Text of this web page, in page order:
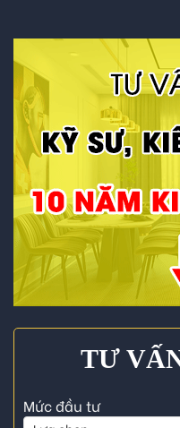
TƯ
Mức đầu tư